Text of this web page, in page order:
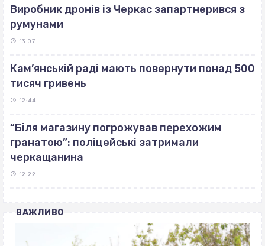
Виробник дронів із Черкас запартнерився з
румунами
13:07
Кам’янській раді мають повернути понад 500
тисяч гривень
12:44
“Біля магазину погрожував перехожим
гранатою”: поліцейські затримали
черкащанина
12:22
ВАЖЛИВО